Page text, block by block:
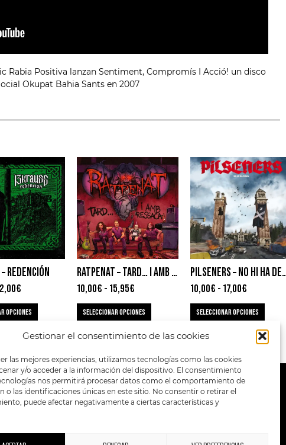
Gestionar el consentimiento de las cookies
las mejores experiencias, utilizamos tecnologías como las cookies
y/o acceder a la información del dispositivo. El consentimiento
nos permitirá procesar datos como el comportamiento de
o las identificaciones únicas en este sitio. No consentir o retirar el
puede afectar negativamente a ciertas características y
Rabia Positiva lanzan Sentiment, Compromís I Acció! un disco
Okupat Bahia Sants en 2007
REDENCIÓN
€
OPCIONES
RATPENAT – TARD… I AMB RESSACA
10,00€ - 15,95€
SELECCIONAR OPCIONES
PILSENERS
10,00€ - 17,00€
SELECCIONAR OPCIONES
EN: METODOS DE PAGO: